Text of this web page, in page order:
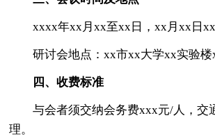
xxxx年xx月xx至xx日，xx月xx日xx
研讨会地点：xx市xx大学xx实验楼
四、收费标准
与会者须交纳会务费xxx元/人，交
理。